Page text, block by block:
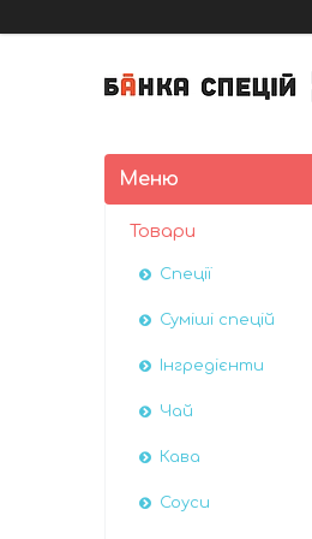
Товари
Спеції
Суміші спецій
Інгредієнти
Чай
Кава
Соуси